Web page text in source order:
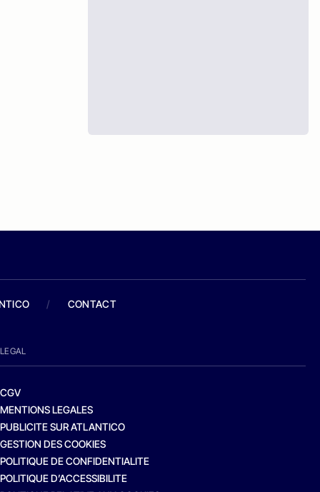
/ CONTACT
LEGAL
CGV
MENTIONS LEGALES
PUBLICITE SUR ATLANTICO
GESTION DES COOKIES
POLITIQUE DE CONFIDENTIALITE
POLITIQUE D’ACCESSIBILITE